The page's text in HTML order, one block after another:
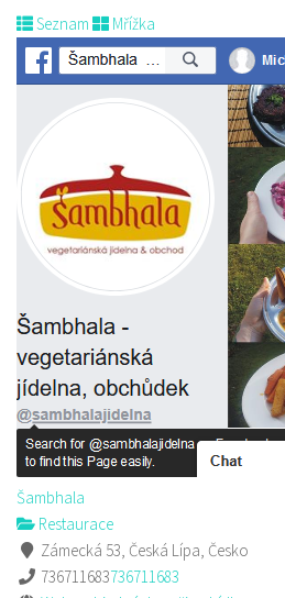
Seznam Mřížka
Šambhala
Restaurace
Zámecká 53, Česká Lípa, Česko
736711683736711683